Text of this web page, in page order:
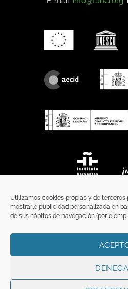
Utilizamos cookies propias y de terceros
mostrarle publicidad personalizada en
de sus hábitos de navegación (por
TÉRMINOS Y
Copyright 2026 ©FunciFUNCI es